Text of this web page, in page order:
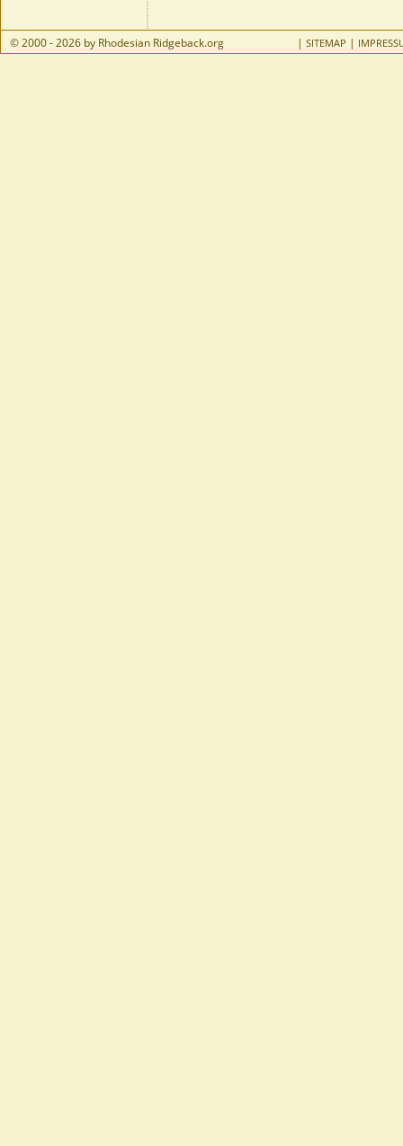
© 2000 - 2026 by Rhodesian Ridgeback.org | SITEMAP |